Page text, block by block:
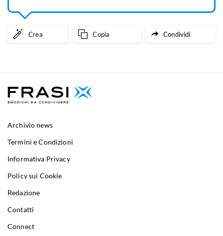
Crea Copia Condividi
Archivio news
Termini e Condizioni
Informativa Privacy
Policy sui Cookie
Redazione
Contatti
Connect